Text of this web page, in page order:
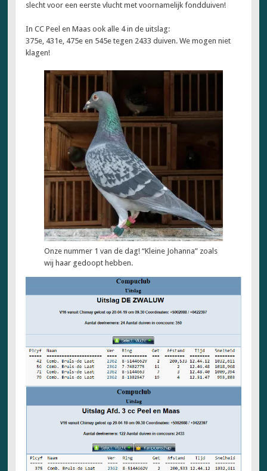
slecht voor een eerste vlucht met voornamelijk fondduiven!
In CC Peel en Maas ook alle 4 in de uitslag:
375e, 431e, 475e en 545e tegen 2433 duiven. We mogen niet
klagen!
Onze nummer 1 van de dag! “Kleine Johanna” zoals
wij haar gedoopt hebben.